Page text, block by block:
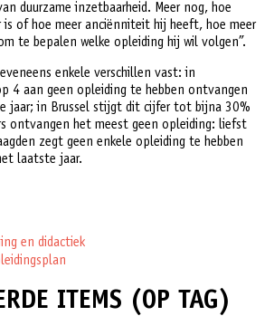
duurzame inzetbaarheid. Meer nog, hoe
is of hoe meer anciënniteit hij heeft, hoe meer
te bepalen welke opleiding hij wil volgen”.
enkele verschillen vast: in
4 aan geen opleiding te hebben ontvangen
jaar; in Brussel stijgt dit cijfer tot bijna 30%
ontvangen het meest geen opleiding: liefst
zegt geen enkele opleiding te hebben
laatste jaar.
en didactiek
ITEMS (OP TAG)